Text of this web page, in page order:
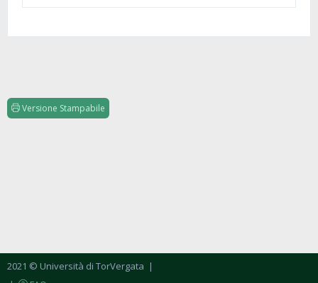
Versione Stampabile
2021 © Università di TorVergata |